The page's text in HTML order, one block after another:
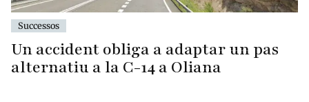
Successos
Un accident obliga a adaptar un pas
alternatiu a la C-14 a Oliana